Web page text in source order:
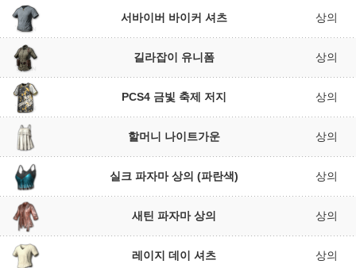
서바이버 바이커 셔츠 상의
길라잡이 유니폼 상의
PCS4 금빛 축제 저지 상의
할머니 나이트가운 상의
실크 파자마 상의 (파란색) 상의
새틴 파자마 상의 상의
레이지 데이 셔츠 상의